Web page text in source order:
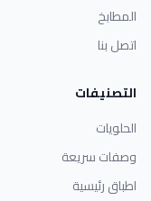
المطابخ
اتصل بنا
التصنيفات
الحلويات
وصفات سريعة
اطباق رئيسية